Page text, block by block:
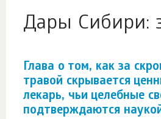
Дары Сибири:
Глава о том, как за
травой скрывается
лекарь, чьи целебные
подтверждаются